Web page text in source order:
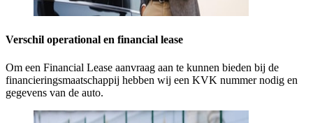
Verschil operational en financial lease
Om een Financial Lease aanvraag aan te kunnen bieden bij de
financieringsmaatschappij hebben wij een KVK nummer nodig en
gegevens van de auto.